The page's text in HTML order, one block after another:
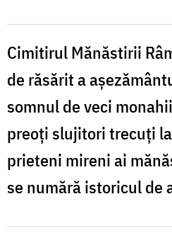
Cimitirul Mănăstirii
de răsărit a
somnul de veci
preoți slujitori trecuți
prieteni mireni ai
se numără istoricul de